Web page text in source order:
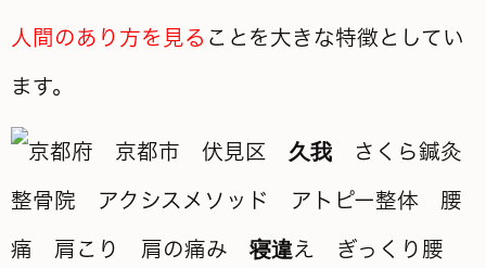
人間のあり方を見る ことを大きな特徴としてい
ます。